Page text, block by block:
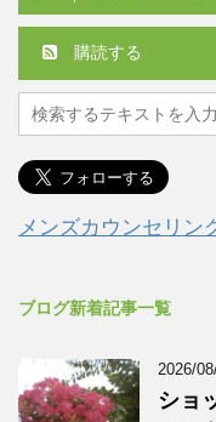
購読する
メンズカウンセリン
ブログ新着記事一覧
2026/
ショ